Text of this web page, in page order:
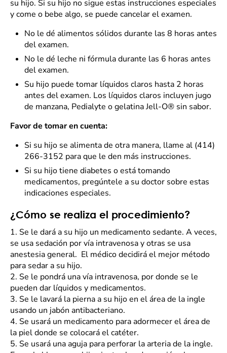
su hijo. Si su hijo no sigue estas instrucciones especiales
y come o bebe algo, se puede cancelar el examen.
No le dé alimentos sólidos durante las 8 horas antes
del examen.
No le dé leche ni fórmula durante las 6 horas antes
del examen.
Su hijo puede tomar líquidos claros hasta 2 horas
antes del examen. Los líquidos claros incluyen jugo
de manzana, Pedialyte o gelatina Jell-O® sin sabor.
Favor de tomar en cuenta:
Si su hijo se alimenta de otra manera, llame al (414)
266-3152 para que le den más instrucciones.
Si su hijo tiene diabetes o está tomando
medicamentos, pregúntele a su doctor sobre estas
indicaciones especiales.
¿Cómo se realiza el procedimiento?
1. Se le dará a su hijo un medicamento sedante. A veces,
se usa sedación por vía intravenosa y otras se usa
anestesia general. El médico decidirá el mejor método
para sedar a su hijo.
2. Se le pondrá una vía intravenosa, por donde se le
pueden dar líquidos y medicamentos.
3. Se le lavará la pierna a su hijo en el área de la ingle
usando un jabón antibacteriano.
4. Se usará un medicamento para adormecer el área de
la piel donde se colocará el catéter.
5. Se usará una aguja para perforar la arteria de la ingle.